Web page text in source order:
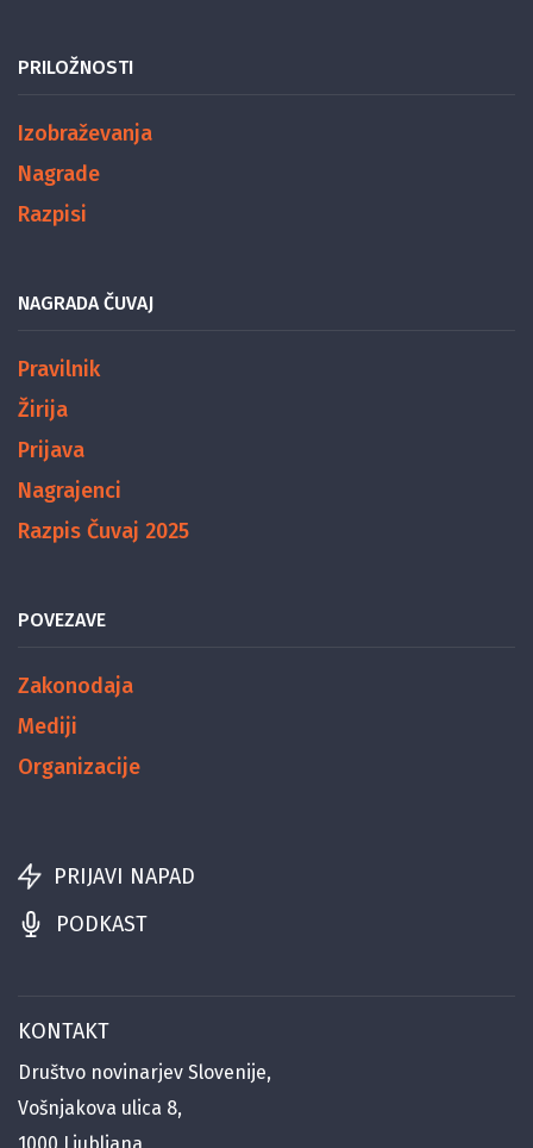
PRILOŽNOSTI
Izobraževanja
Nagrade
Razpisi
NAGRADA ČUVAJ
Pravilnik
Žirija
Prijava
Nagrajenci
Razpis Čuvaj 2025
POVEZAVE
Zakonodaja
Mediji
Organizacije
PRIJAVI NAPAD
PODKAST
KONTAKT
Društvo novinarjev Slovenije,
Vošnjakova ulica 8,
1000 Ljubljana,